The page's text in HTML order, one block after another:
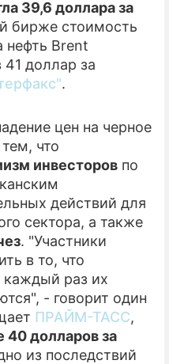
39,6 доллара за
бирже стоимость
нефть Brent
41 доллар за
.
цен на черное
что
инвесторов по
действий для
сектора, а также
. "Участники
в то, что
каждый раз их
- говорит один
ПРАЙМ-ТАСС,
40 долларов за
из последствий